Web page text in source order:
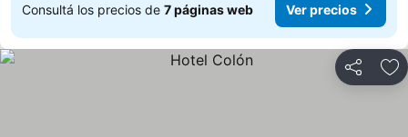
Consultá los precios de 7 páginas web Ver precios
Compartir